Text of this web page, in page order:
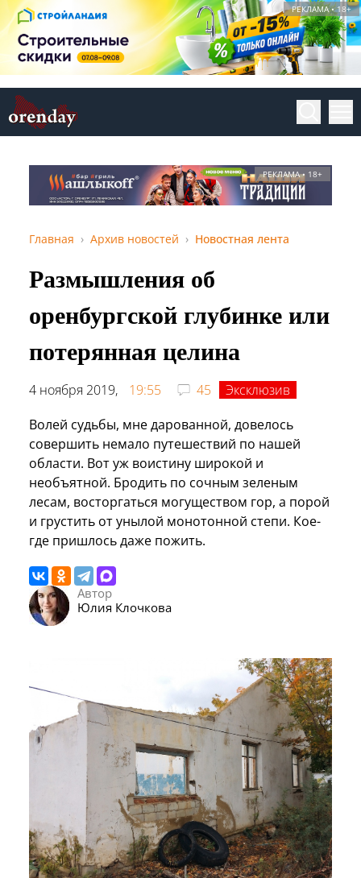
РЕКЛАМА • 18+
РЕКЛАМА • 18+
Главная Архив новостей Новостная лента
Размышления об
оренбургской глубинке или
потерянная целина
4 ноября 2019, 19:55 45
Эксклюзив
Волей судьбы, мне дарованной, довелось
совершить немало путешествий по нашей
области. Вот уж воистину широкой и
необъятной. Бродить по сочным зеленым
лесам, восторгаться могуществом гор, а порой
и грустить от унылой монотонной степи. Кое-
где пришлось даже пожить.
Автор
Юлия Клочкова